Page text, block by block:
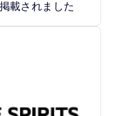
載されました